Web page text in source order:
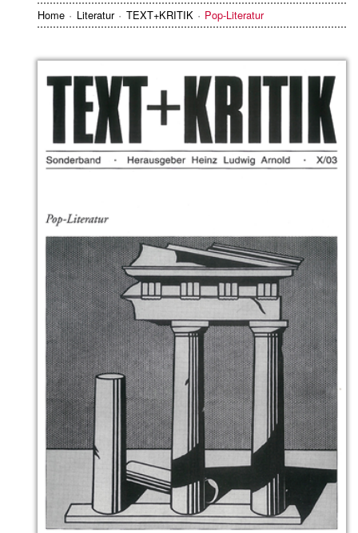
Home Literatur TEXT+KRITIK Pop-Literatur